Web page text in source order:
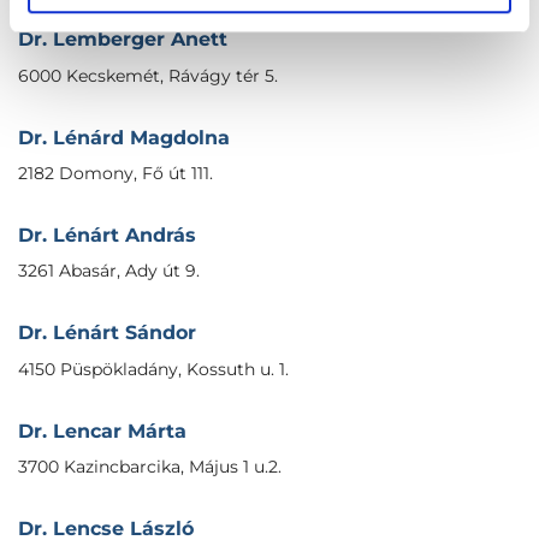
Dr. Lemberger Anett
6000 Kecskemét, Rávágy tér 5.
Dr. Lénárd Magdolna
2182 Domony, Fő út 111.
Dr. Lénárt András
3261 Abasár, Ady út 9.
Dr. Lénárt Sándor
4150 Püspökladány, Kossuth u. 1.
Dr. Lencar Márta
3700 Kazincbarcika, Május 1 u.2.
Dr. Lencse László